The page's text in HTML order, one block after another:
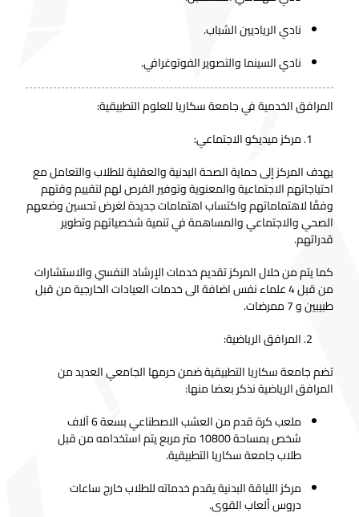
نادي الرياديين الشباب.
نادي السينما والتصوير الفوتوغرافي.
المرافق الخدمية في جامعة سكاريا للعلوم التطبيقية:
مركز ميديكو الاجتماعي:
يهدف المركز إلى حماية الصحة البدنية والعقلية للطلاب والتعامل مع
احتياجاتهم الاجتماعية والمعنوية وتوفير الفرص لهم لتقييم وقتهم
وفقًا لاهتماماتهم واكتساب اهتمامات جديدة لغرض تحسين وضعهم
الصحي والاجتماعي والمساهمة في تنمية شخصياتهم وتطوير
قدراتهم.
كما يتم من خلال المركز تقديم خدمات الإرشاد النفسي والاستشارات
من قبل 4 علماء نفس اضافة الى خدمات العيادات الخارجية من قبل
طبيبين و 7 ممرضات.
المرافق الرياضية:
تضم جامعة سكاريا التطبيقية ضمن حرمها الجامعي العديد من
المرافق الرياضية نذكر بعضا منها:
ملعب كرة قدم من العشب الاصطناعي بسعة 6 آلاف
شخص بمساحة 10800 متر مربع يتم استخدامه من قبل
طلاب جامعة سكاريا التطبيقية.
مركز اللياقة البدنية يقدم خدماته للطلاب خارج ساعات
دروس ألعاب القوى.